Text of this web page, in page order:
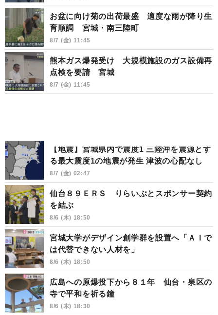
お盆に向け菊の出荷最盛 適度な雨が降り生
育順調 宮城・南三陸町
8/7 (金) 11:45
熊本ガス爆発受け 大規模施設のガス設備再
点検を要請 宮城
8/7 (金) 11:45
【地震】宮城県内で震度1 三陸沖を震源とす
る最大震度1の地震が発生 津波の心配なし
8/7 (金) 02:47
仙台８９ＥＲＳ りらいぶとスポンサー契約
を結ぶ
8/6 (木) 18:50
宮城大学がデザイン創学群を設置へ「ＡＩで
は代替できない人材を」
8/6 (木) 18:50
広島への原爆投下から８１年 仙台・泉区の
寺で平和を祈る鐘
8/6 (木) 18:30